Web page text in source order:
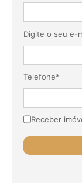
Digite o seu e-
Telefone*
Receber